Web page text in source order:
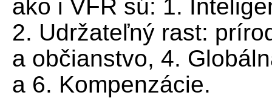
ako i VFR sú: 1.
2. Udržateľný rast:
a občianstvo, 4.
a 6. Kompenzácie.